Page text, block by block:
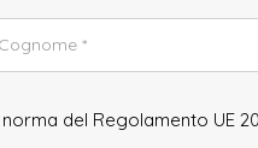
del Regolamento UE